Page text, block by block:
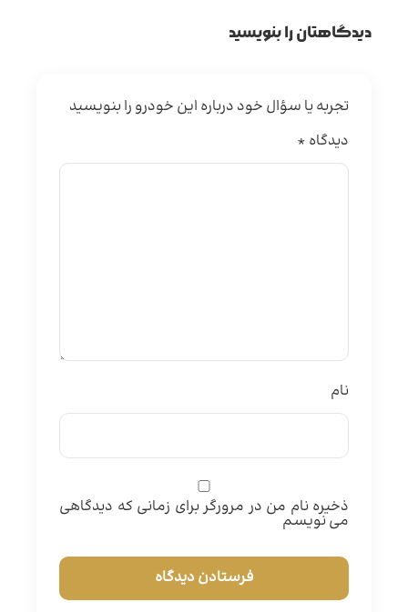
دیدگاهتان را بنویسید
تجربه یا سؤال خود درباره این خودرو را بنویسید
دیدگاه *
نام
ذخیره نام من در مرورگر برای زمانی که دیدگاهی
می نویسم